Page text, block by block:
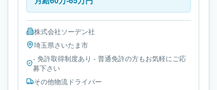
株式会社ソーデン社
埼玉県さいたま市
- 免許取得制度あり - 普通免許の方もお気軽にご応
募下さい
その他物流ドライバー